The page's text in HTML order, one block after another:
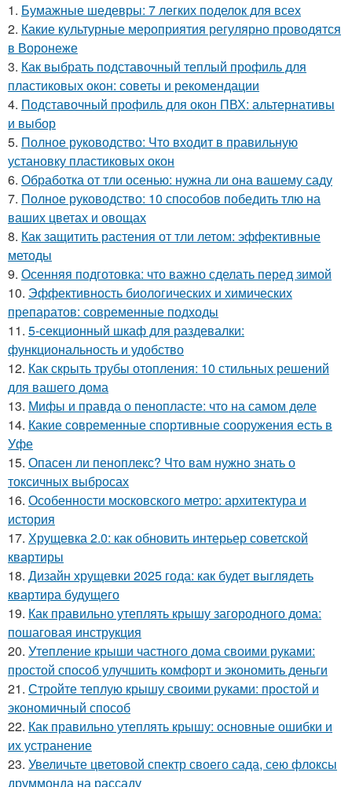
1. Бумажные шедевры: 7 легких поделок для всех
2. Какие культурные мероприятия регулярно проводятся
в Воронеже
3. Как выбрать подставочный теплый профиль для
пластиковых окон: советы и рекомендации
4. Подставочный профиль для окон ПВХ: альтернативы
и выбор
5. Полное руководство: Что входит в правильную
установку пластиковых окон
6. Обработка от тли осенью: нужна ли она вашему саду
7. Полное руководство: 10 способов победить тлю на
ваших цветах и овощах
8. Как защитить растения от тли летом: эффективные
методы
9. Осенняя подготовка: что важно сделать перед зимой
10. Эффективность биологических и химических
препаратов: современные подходы
11. 5-секционный шкаф для раздевалки:
функциональность и удобство
12. Как скрыть трубы отопления: 10 стильных решений
для вашего дома
13. Мифы и правда о пенопласте: что на самом деле
14. Какие современные спортивные сооружения есть в
Уфе
15. Опасен ли пеноплекс? Что вам нужно знать о
токсичных выбросах
16. Особенности московского метро: архитектура и
история
17. Хрущевка 2.0: как обновить интерьер советской
квартиры
18. Дизайн хрущевки 2025 года: как будет выглядеть
квартира будущего
19. Как правильно утеплять крышу загородного дома:
пошаговая инструкция
20. Утепление крыши частного дома своими руками:
простой способ улучшить комфорт и экономить деньги
21. Стройте теплую крышу своими руками: простой и
экономичный способ
22. Как правильно утеплять крышу: основные ошибки и
их устранение
23. Увеличьте цветовой спектр своего сада, сею флоксы
друммонда на рассаду